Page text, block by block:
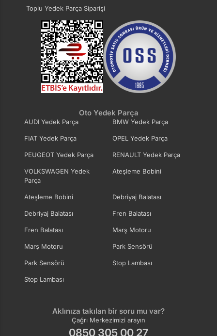
Toplu Yedek Parça Siparişi
Oto Yedek Parça
AUDI Yedek Parça BMW Yedek Parça
FIAT Yedek Parça OPEL Yedek Parça
PEUGEOT Yedek Parça RENAULT Yedek Parça
VOLKSWAGEN Yedek
Parça
Ateşleme Bobini
Ateşleme Bobini Debriyaj Balatası
Debriyaj Balatası Fren Balatası
Fren Balatası Marş Motoru
Marş Motoru Park Sensörü
Park Sensörü Stop Lambası
Stop Lambası
Aklınıza takılan bir soru mu var?
Çağrı Merkezimizi arayın
0850 305 00 27